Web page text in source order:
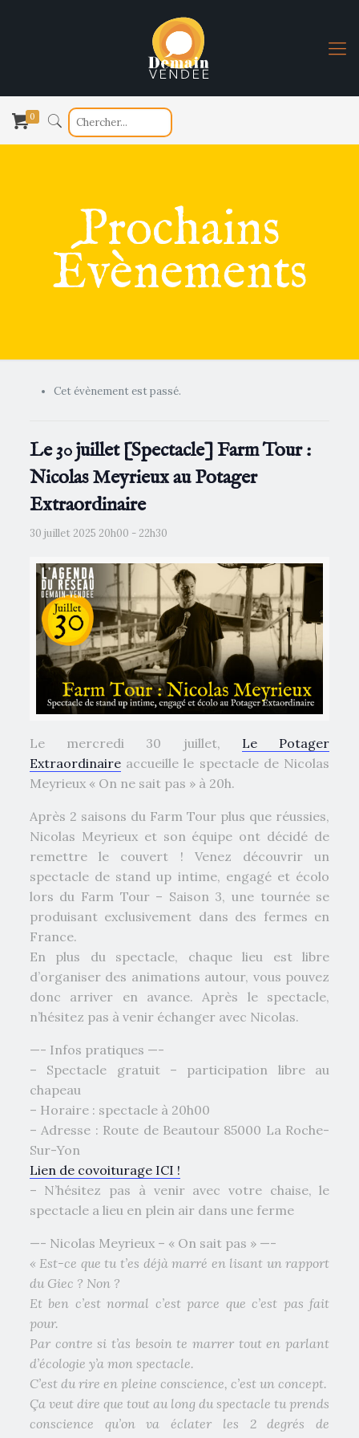
0
Prochains
Évènements
Cet évènement est passé.
Le 30 juillet [Spectacle] Farm Tour :
Nicolas Meyrieux au Potager
Extraordinaire
30 juillet 2025 20h00 - 22h30
Le mercredi 30 juillet, Le Potager
Extraordinaireaccueille le spectacle de Nicolas
Meyrieux « On ne sait pas » à 20h.
Après 2 saisons du Farm Tour plus que réussies,
Nicolas Meyrieux et son équipe ont décidé de
remettre le couvert ! Venez découvrir un
spectacle de stand up intime, engagé et écolo
lors du Farm Tour – Saison 3, une tournée se
produisant exclusivement dans des fermes en
France.
En plus du spectacle, chaque lieu est libre
d’organiser des animations autour, vous pouvez
donc arriver en avance. Après le spectacle,
n’hésitez pas à venir échanger avec Nicolas.
—- Infos pratiques —-
– Spectacle gratuit – participation libre au
chapeau
– Horaire : spectacle à 20h00
– Adresse : Route de Beautour 85000 La Roche-
Sur-Yon
Lien de covoiturage ICI !
– N’hésitez pas à venir avec votre chaise, le
spectacle a lieu en plein air dans une ferme
—- Nicolas Meyrieux – « On sait pas » —-
« Est-ce que tu t’es déjà marré en lisant un rapport
du Giec ? Non ?
Et ben c’est normal c’est parce que c’est pas fait
pour.
Par contre si t’as besoin te marrer tout en parlant
d’écologie y’a mon spectacle.
C’est du rire en pleine conscience, c’est un concept.
Ça veut dire que tout au long du spectacle tu prends
conscience qu’on va éclater les 2 degrés de